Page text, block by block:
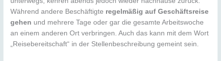
Während andere Beschäftigte regelmäßig auf Geschäftsreise
gehen und mehrere Tage oder gar die gesamte Arbeitswoche
an einem anderen Ort verbringen. Auch das kann mit dem Wort
„Reisebereitschaft“ in der Stellenbeschreibung gemeint sein.